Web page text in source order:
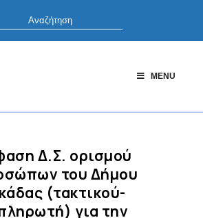
MENU
Δ.Σ. ορισμού
του Δήμου
(τακτικού-
για την